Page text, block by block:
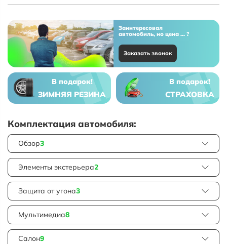
Заинтересовал
автомобиль, но цена ... ?
Заказать звонок
В подарок!
ЗИМНЯЯ РЕЗИНА
В подарок!
СТРАХОВКА
Комплектация автомобиля:
Обзор3
Элементы экстерьера2
Защита от угона3
Мультимедиа8
Салон9